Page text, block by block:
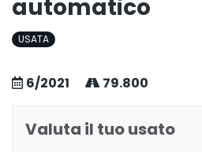
automatico
USATA
6/2021 79.800
Valuta il tuo usato